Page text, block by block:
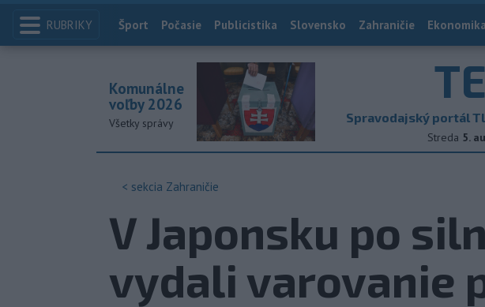
RUBRIKY Index
Šport Počasie Publicistika Slovensko Zahraničie Ekonomika
Spravodajský portál
Streda 5.
Komunálne
voľby 2026
Všetky správy
< sekcia Zahraničie
V Japonsku po
vydali varovanie